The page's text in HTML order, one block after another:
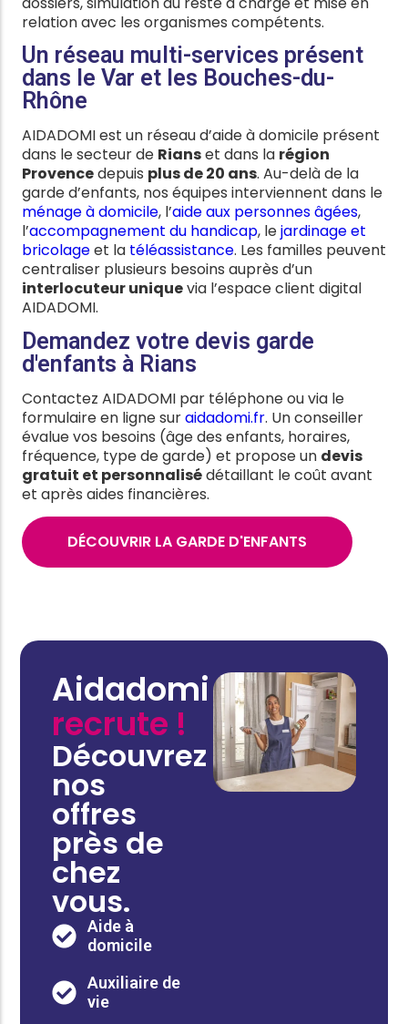
relation avec les organismes compétents.
Un réseau multi-services présent
dans le Var et les Bouches-du-
Rhône
AIDADOMI est un réseau d’aide à domicile présent
dans le secteur de Rianset dans la région
Provencedepuis plus de 20 ans. Au-delà de la
garde d’enfants, nos équipes interviennent dans le
ménage à domicile, l’aide aux personnes âgées,
l’accompagnement du handicap, lejardinage et
bricolageet la téléassistance. Les familles peuvent
centraliser plusieurs besoins auprès d’un
interlocuteur uniquevia l’espace client digital
AIDADOMI.
Demandez votre devis garde
d'enfants à Rians
Contactez AIDADOMI par téléphone ou via le
formulaire en ligne suraidadomi.fr. Un conseiller
évalue vos besoins (âge des enfants, horaires,
fréquence, type de garde) et propose un devis
gratuit et personnalisédétaillant le coût avant
et après aides financières.
DÉCOUVRIR LA GARDE D'ENFANTS
Aidadomi
recrute !
Découvrez
nos
offres
près de
chez
vous.
Aide à
domicile
Auxiliaire de
vie